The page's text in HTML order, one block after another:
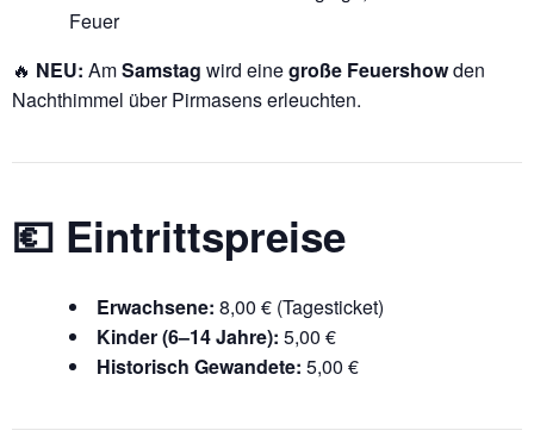
Feuer
🔥 NEU: AmSamstag wird einegroße Feuershowden
Nachthimmel über Pirmasens erleuchten.
💶 Eintrittspreise
Erwachsene: 8,00 € (Tagesticket)
Kinder (6–14 Jahre): 5,00 €
Historisch Gewandete: 5,00 €